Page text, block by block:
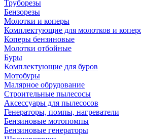
Труборезы
Бензорезы
Молотки и коперы
Комплектующие для молотков и
Коперы бензиновые
Молотки отбойные
Буры
Комплектующие для буров
Мотобуры
Малярное обрудование
Строительные пылесосы
Аксессуары для пылесосов
Генераторы, помпы, нагреватели
Бензиновые мотопомпы
Бензиновые генераторы